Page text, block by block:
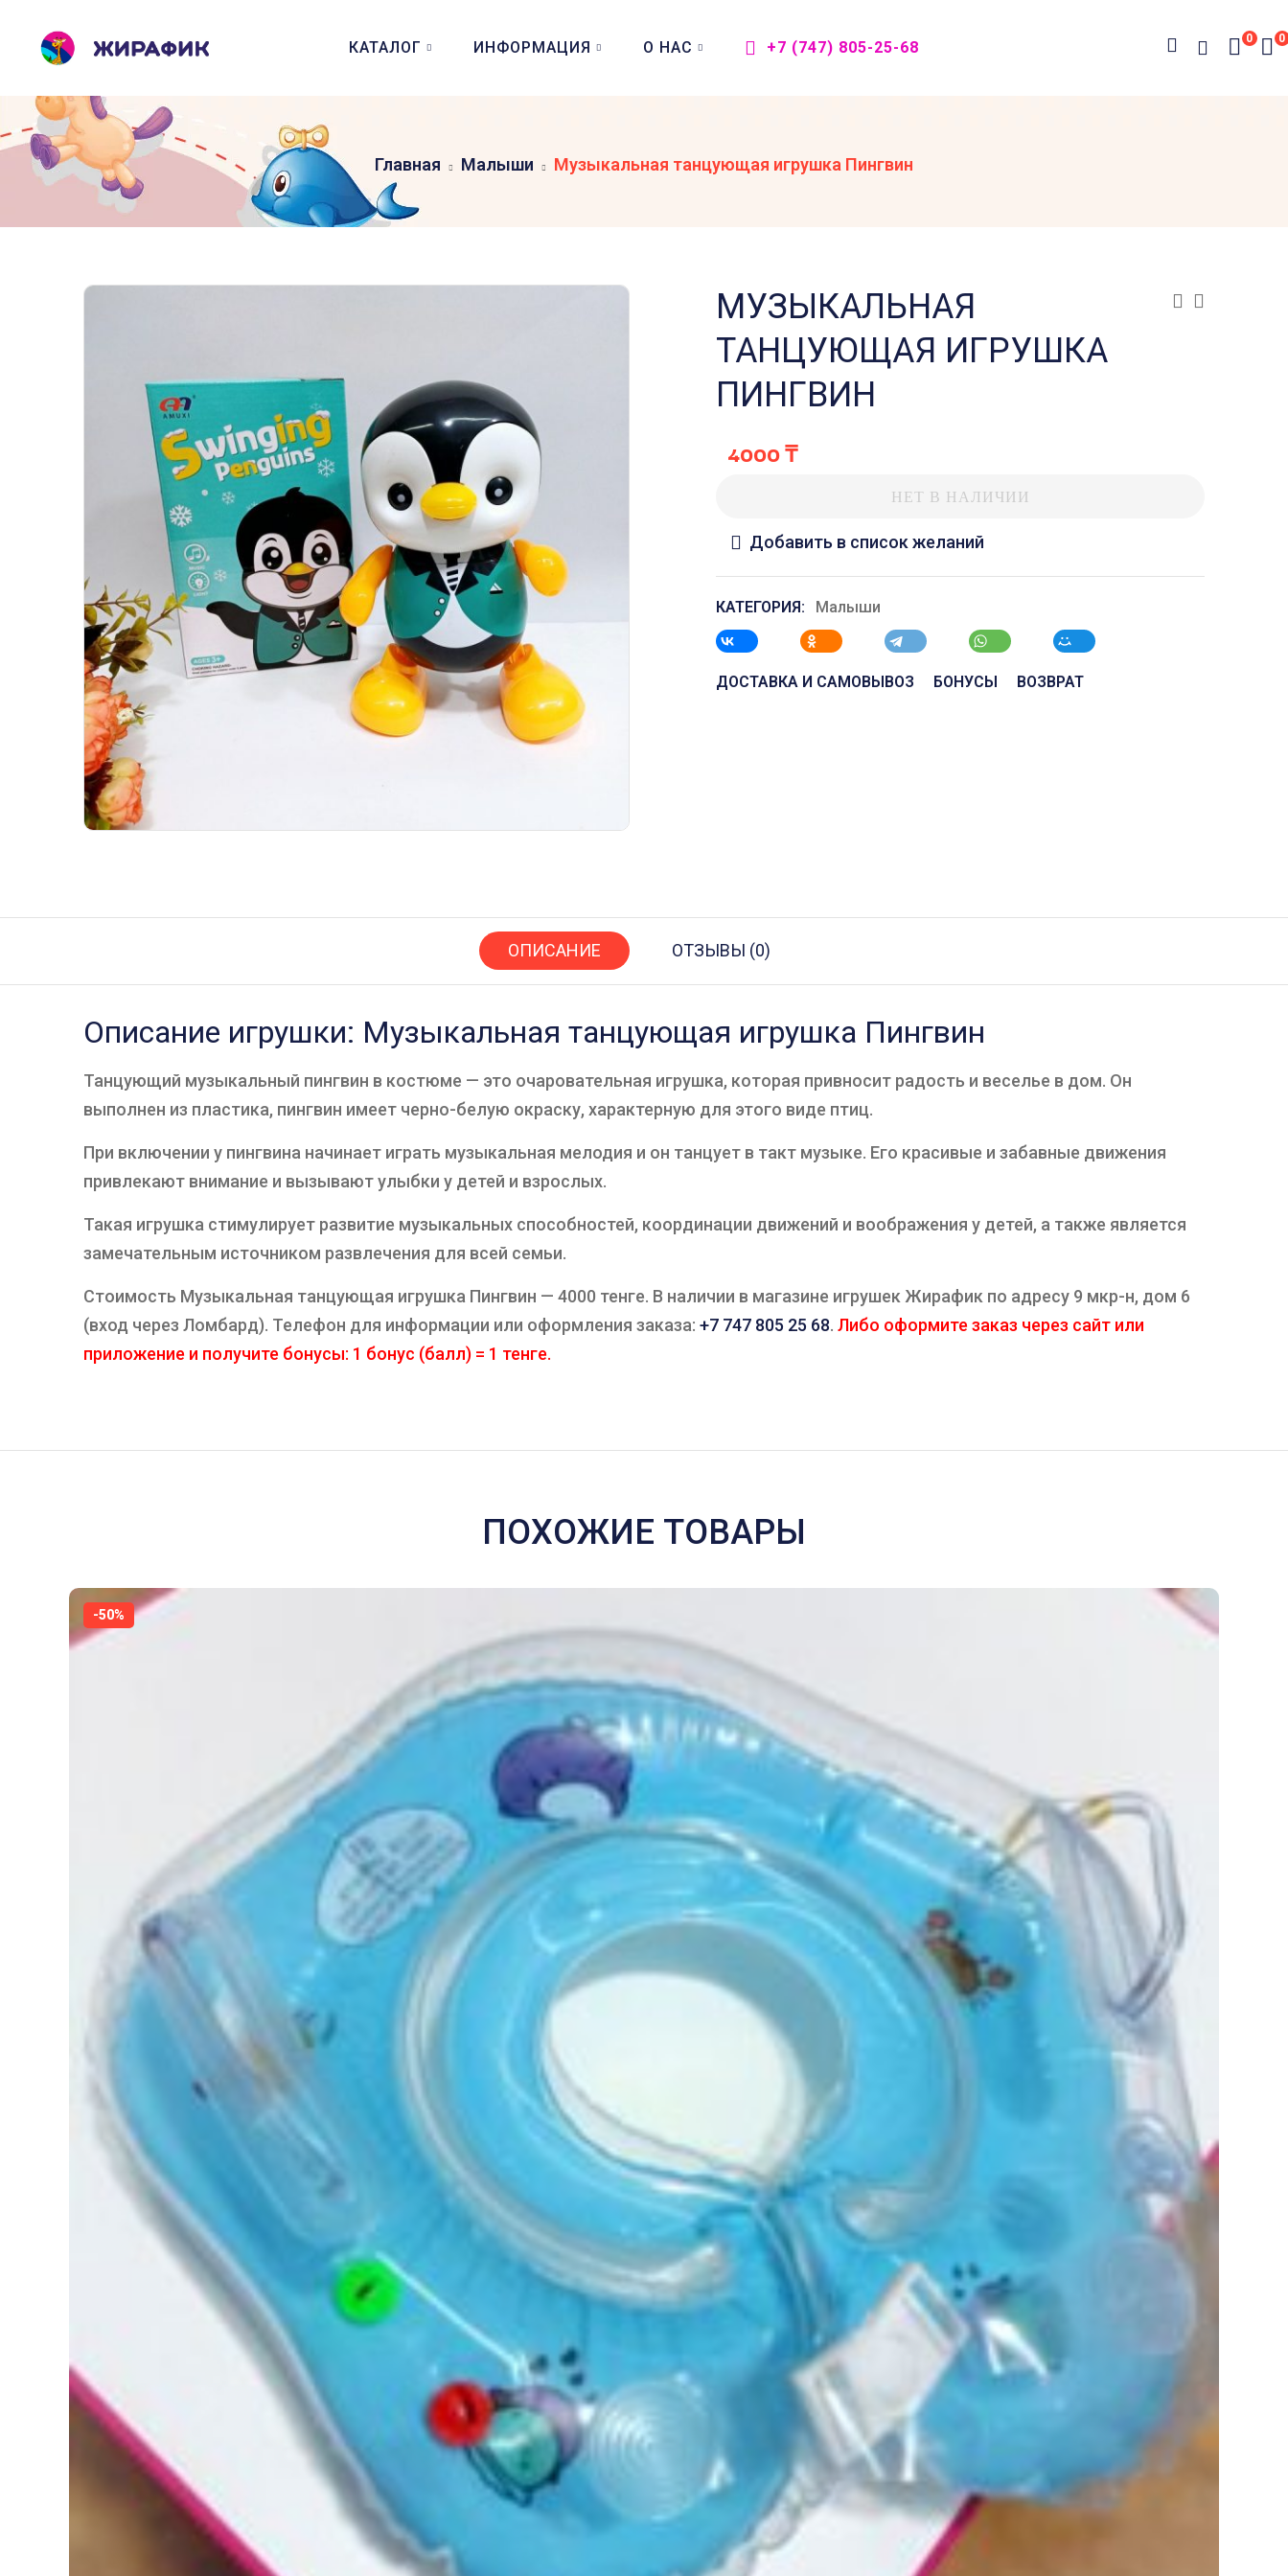
КАТАЛОГ ИНФОРМАЦИЯ О НАС +7 (747) 805-25-68
0
0
Главная Малыши Музыкальная танцующая игрушка Пингвин
МУЗЫКАЛЬНАЯ
ТАНЦУЮЩАЯ ИГРУШКА
ПИНГВИН
4000₸
НЕТ В НАЛИЧИИ
Добавить в список желаний
КАТЕГОРИЯ: Малыши
ДОСТАВКА И САМОВЫВОЗ БОНУСЫ ВОЗВРАТ
ОПИСАНИЕ ОТЗЫВЫ (0)
Описание игрушки: Музыкальная танцующая игрушка Пингвин
Танцующий музыкальный пингвин в костюме — это очаровательная игрушка, которая привносит радость и веселье в дом. Он
выполнен из пластика, пингвин имеет черно-белую окраску, характерную для этого виде птиц.
При включении у пингвина начинает играть музыкальная мелодия и он танцует в такт музыке. Его красивые и забавные движения
привлекают внимание и вызывают улыбки у детей и взрослых.
Такая игрушка стимулирует развитие музыкальных способностей, координации движений и воображения у детей, а также является
замечательным источником развлечения для всей семьи.
Стоимость Музыкальная танцующая игрушка Пингвин — 4000 тенге. В наличии в магазине игрушек Жирафик по адресу 9 мкр-н, дом 6
(вход через Ломбард). Телефон для информации или оформления заказа: +7 747 805 25 68. Либо оформите заказ через сайт или
приложение и получите бонусы: 1 бонус (балл) = 1 тенге.
ПОХОЖИЕ ТОВАРЫ
-50%